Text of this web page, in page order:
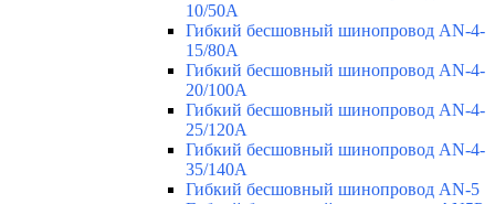
10/50A
Гибкий бесшовный шинопровод AN-4-
15/80A
Гибкий бесшовный шинопровод AN-4-
20/100A
Гибкий бесшовный шинопровод AN-4-
25/120A
Гибкий бесшовный шинопровод AN-4-
35/140A
Гибкий бесшовный шинопровод AN-5